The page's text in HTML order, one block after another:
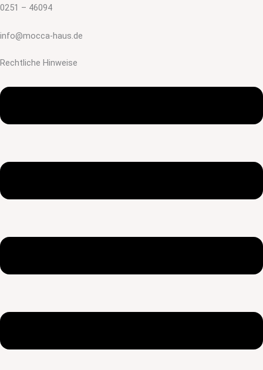
0251 – 46094
info@mocca-haus.de
Rechtliche Hinweise